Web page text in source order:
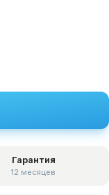
Гарантия
12 месяцев